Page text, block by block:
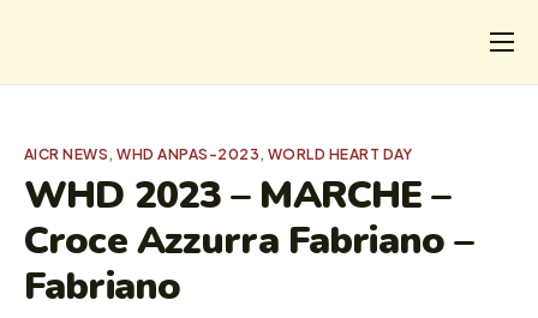
CHI
I SALVATI
FORMAZIONE
PROGETTI
AICR NEWS,WHD ANPAS-2023, WORLD HEART DAY
WHD 2023 – MARCHE –
Croce Azzurra Fabriano –
Fabriano